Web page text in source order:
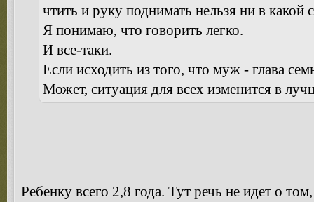
чтить и руку поднимать нельзя ни в какой
Я понимаю, что говорить легко.
И все-таки.
Если исходить из того, что муж - глава
Может, ситуация для всех изменится в
Ребенку всего 2,8 года. Тут речь не идет о